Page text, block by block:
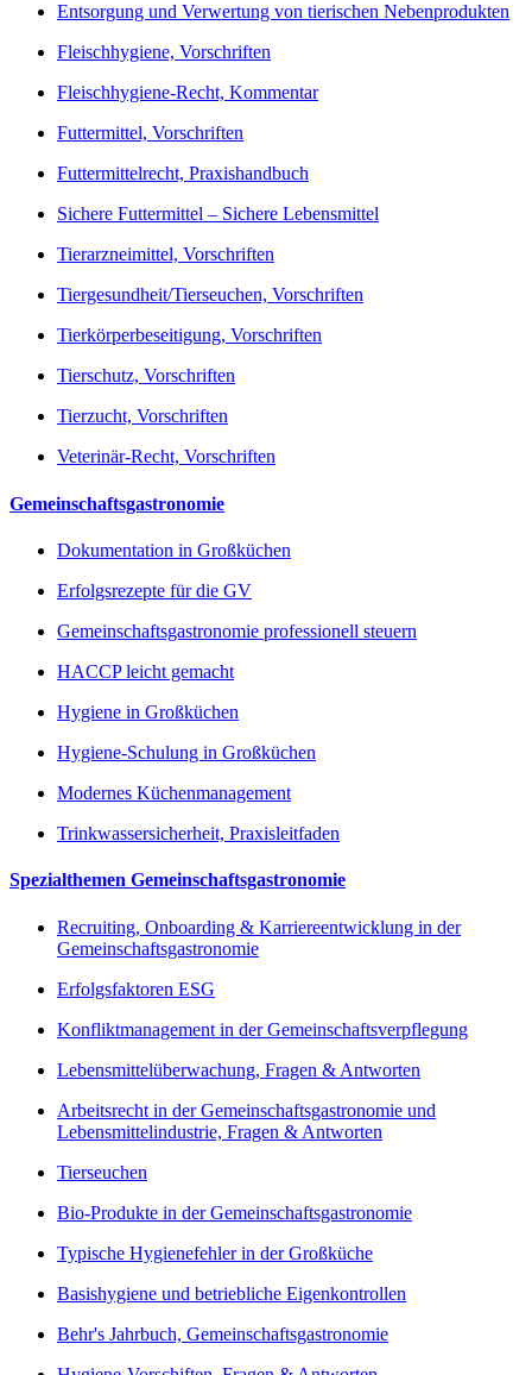
Entsorgung und Verwertung von tierischen Nebenprodukten
Fleischhygiene, Vorschriften
Fleischhygiene-Recht, Kommentar
Futtermittel, Vorschriften
Futtermittelrecht, Praxishandbuch
Sichere Futtermittel – Sichere Lebensmittel
Tierarzneimittel, Vorschriften
Tiergesundheit/Tierseuchen, Vorschriften
Tierkörperbeseitigung, Vorschriften
Tierschutz, Vorschriften
Tierzucht, Vorschriften
Veterinär-Recht, Vorschriften
Gemeinschaftsgastronomie
Dokumentation in Großküchen
Erfolgsrezepte für die GV
Gemeinschaftsgastronomie professionell steuern
HACCP leicht gemacht
Hygiene in Großküchen
Hygiene-Schulung in Großküchen
Modernes Küchenmanagement
Trinkwassersicherheit, Praxisleitfaden
Spezialthemen Gemeinschaftsgastronomie
Recruiting, Onboarding & Karriereentwicklung in der
Gemeinschaftsgastronomie
Erfolgsfaktoren ESG
Konfliktmanagement in der Gemeinschaftsverpflegung
Lebensmittelüberwachung, Fragen & Antworten
Arbeitsrecht in der Gemeinschaftsgastronomie und
Lebensmittelindustrie, Fragen & Antworten
Tierseuchen
Bio-Produkte in der Gemeinschaftsgastronomie
Typische Hygienefehler in der Großküche
Basishygiene und betriebliche Eigenkontrollen
Behr's Jahrbuch, Gemeinschaftsgastronomie